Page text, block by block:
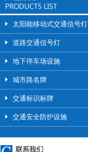
太阳能移动式交通信号灯
道路交通信号灯
地下停车场设施
城市路名牌
交通标识标牌
交通安全防护设施